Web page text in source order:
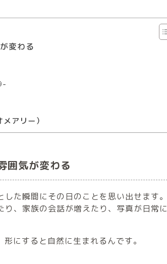
変わる
アリー）
囲気が変わる
た瞬間にその日のことを思い出せます。
、家族の会話が増えたり、写真が日常に
にすると自然に生まれるんです。